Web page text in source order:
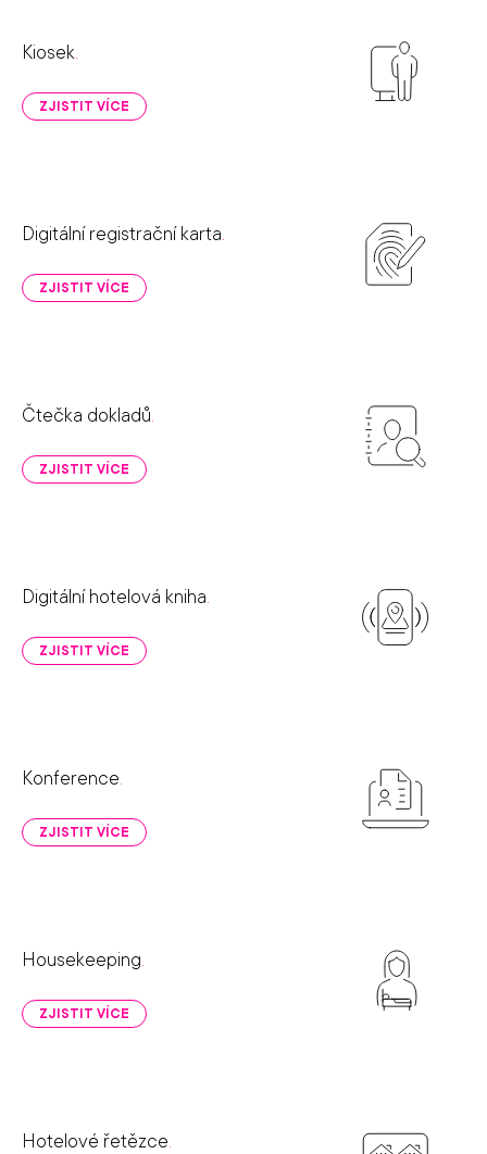
Kiosek.
ZJISTIT VÍCE
Digitální registrační karta.
ZJISTIT VÍCE
Čtečka dokladů.
ZJISTIT VÍCE
Digitální hotelová kniha.
ZJISTIT VÍCE
Konference.
ZJISTIT VÍCE
Housekeeping.
ZJISTIT VÍCE
Hotelové řetězce.